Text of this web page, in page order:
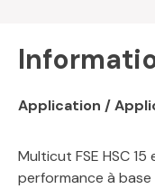
Application /
Multicut FSE HSC
performance à